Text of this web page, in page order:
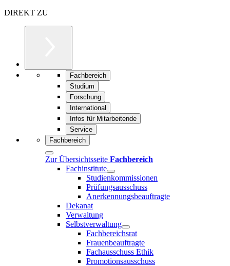
DIREKT ZU
Fachbereich
Studium
Forschung
International
Infos für Mitarbeitende
Service
Fachbereich
Zur Übersichtsseite Fachbereich
Fachinstitute
Studienkommissionen
Prüfungsausschuss
Anerkennungsbeauftragte
Dekanat
Verwaltung
Selbstverwaltung
Fachbereichsrat
Frauenbeauftragte
Fachausschuss Ethik
Promotionsausschuss